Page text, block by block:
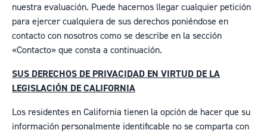
nuestra evaluación. Puede hacernos llegar cualquier petición
para ejercer cualquiera de sus derechos poniéndose en
contacto con nosotros como se describe en la sección
«Contacto» que consta a continuación.
SUS DERECHOS DE PRIVACIDAD EN VIRTUD DE LA
LEGISLACIÓN DE CALIFORNIA
Los residentes en California tienen la opción de hacer que su
información personalmente identificable no se comparta con